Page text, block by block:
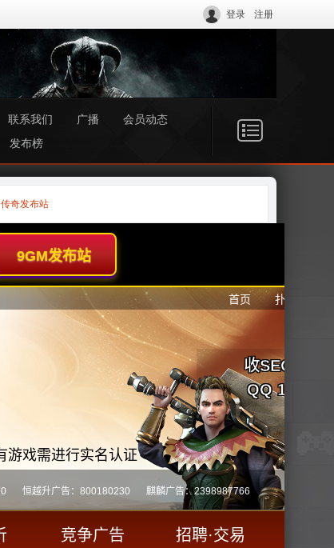
登录 注册
联系我们 广播
会员动态
发布榜
传奇发布站